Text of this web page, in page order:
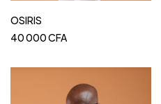
OSIRIS
40 000CFA